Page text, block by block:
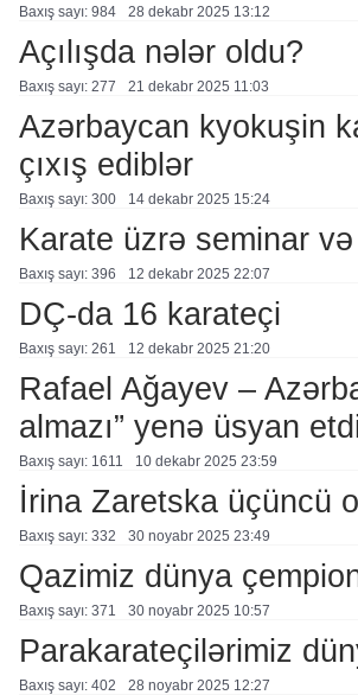
Baxış sayı: 984 28 dekabr 2025 13:12
Açılışda nələr oldu?
Baxış sayı: 277 21 dekabr 2025 11:03
Azərbaycan kyokuşin
çıxış ediblər
Baxış sayı: 300 14 dekabr 2025 15:24
Karate üzrə seminar
Baxış sayı: 396 12 dekabr 2025 22:07
DÇ-da 16 karateçi
Baxış sayı: 261 12 dekabr 2025 21:20
Rafael Ağayev –
almazı” yenə üsyan
Baxış sayı: 1611 10 dekabr 2025 23:59
İrina Zaretska üçüncü
Baxış sayı: 332 30 noyabr 2025 23:49
Qazimiz dünya
Baxış sayı: 371 30 noyabr 2025 10:57
Parakarateçilərimiz
Baxış sayı: 402 28 noyabr 2025 12:27